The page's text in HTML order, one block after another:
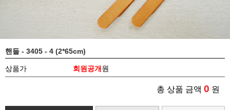
핸들 - 3405 - 4 (2*65cm)
상품가 회원공개 원
총 상품 금액 0 원